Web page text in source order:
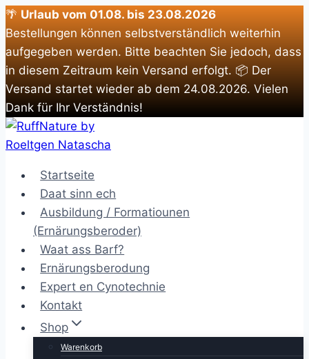
🌴 Urlaub vom 01.08. bis 23.08.2026
Bestellungen können selbstverständlich weiterhin
aufgegeben werden. Bitte beachten Sie jedoch, dass
in diesem Zeitraum kein Versand erfolgt. 📦 Der
Versand startet wieder ab dem 24.08.2026. Vielen
Dank für Ihr Verständnis!
Zum
Inhalt
Startseite
Daat sinn ech
Ausbildung / Formatiounen
(Ernärungsberoder)
Waat ass Barf?
Ernärungsberodung
Expert en Cynotechnie
Kontakt
Shop
Warenkorb